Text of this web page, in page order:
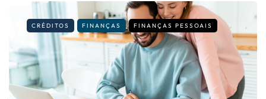
CRÉDITOS FINANÇAS FINANÇAS PESSOAIS